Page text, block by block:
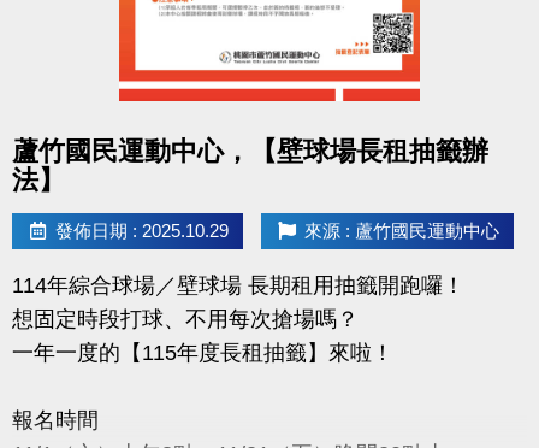
(將同步於中心臉書及官網公告)
114/12/1(一)～12/20(六)止
請攜帶身分證、駕照、行車執照正本辦理簽約繳費
喔！
洽詢專線
(03)263-9066 分機111
小提醒：
每人限登記一輛車，不得重複或代登記。
承租權限限本人使用，不可轉讓。
蘆竹國民運動中心，【壁球場長租抽籤辦
法】
發佈日期 : 2025.10.29 來源 : 蘆竹國民運動中心
114年綜合球場／壁球場 長期租用抽籤開跑囉！
想固定時段打球、不用每次搶場嗎？
一年一度的【115年度長租抽籤】來啦！
報名時間